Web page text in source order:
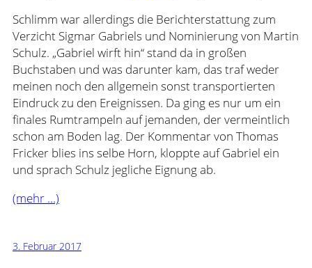
Schlimm war allerdings die Berichterstattung zum
Verzicht Sigmar Gabriels und Nominierung von Martin
Schulz. „Gabriel wirft hin“ stand da in großen
Buchstaben und was darunter kam, das traf weder
meinen noch den allgemein sonst transportierten
Eindruck zu den Ereignissen. Da ging es nur um ein
finales Rumtrampeln auf jemanden, der vermeintlich
schon am Boden lag. Der Kommentar von Thomas
Fricker blies ins selbe Horn, kloppte auf Gabriel ein
und sprach Schulz jegliche Eignung ab.
(mehr …)
3. Februar 2017